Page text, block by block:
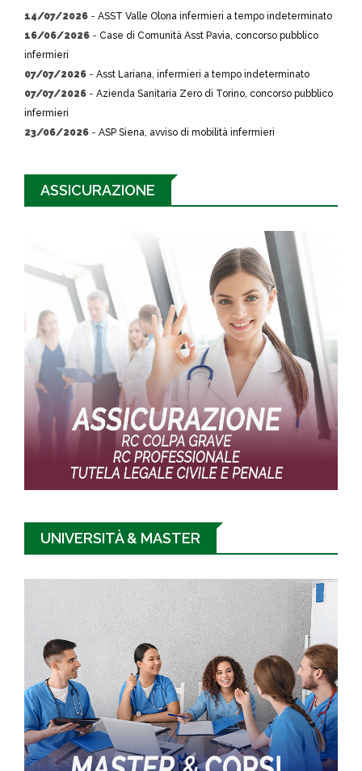
14/07/2026 - ASST Valle Olona infermieri a tempo indeterminato
16/06/2026 - Case di Comunità Asst Pavia, concorso pubblico
infermieri
07/07/2026 - Asst Lariana, infermieri a tempo indeterminato
07/07/2026 - Azienda Sanitaria Zero di Torino, concorso pubblico
infermieri
23/06/2026 - ASP Siena, avviso di mobilità infermieri
ASSICURAZIONE
UNIVERSITÀ & MASTER